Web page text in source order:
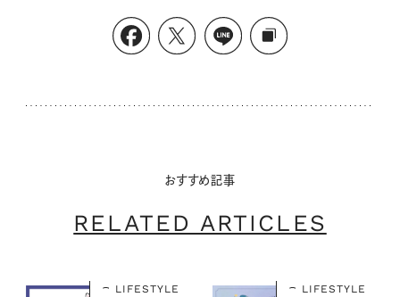
おすすめ記事
RELATED ARTICLES
LIFESTYLE LIFESTYLE